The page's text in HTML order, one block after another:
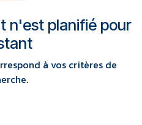
n'est planifié pour
à vos critères de